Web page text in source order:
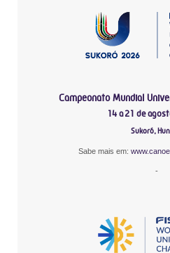
Campeonato Mundial
14 a 21 de
Sukoró,
Sabe mais em:
-